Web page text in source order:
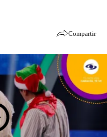
Compartir